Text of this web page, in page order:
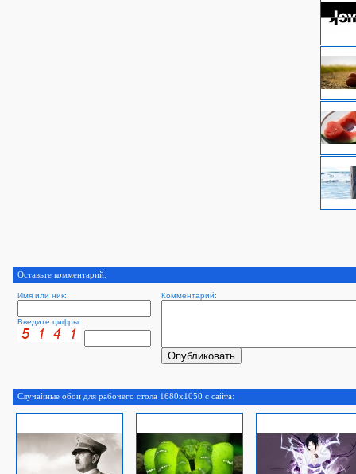
Оставьте комментарий.
Имя или ник: Комментарий:
Введите цифры:
Случайные обои для рабочего стола 1680x1050 с сайта: